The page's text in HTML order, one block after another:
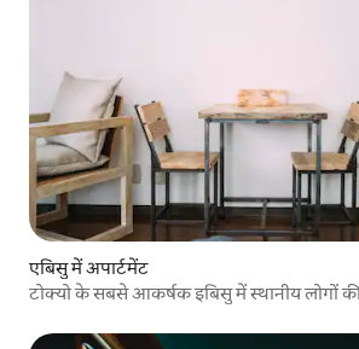
एबिसु में अपार्टमेंट
टोक्यो के सबसे आकर्षक इबिसु में स्थानीय लोगों